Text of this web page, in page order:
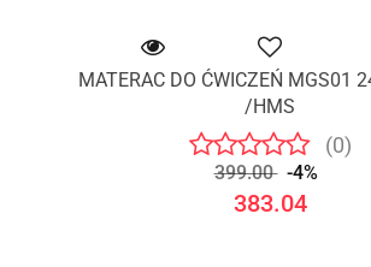
MATERAC DO ĆWICZEŃ MGS01
/HMS
(0)
399.00 -4%
383.04